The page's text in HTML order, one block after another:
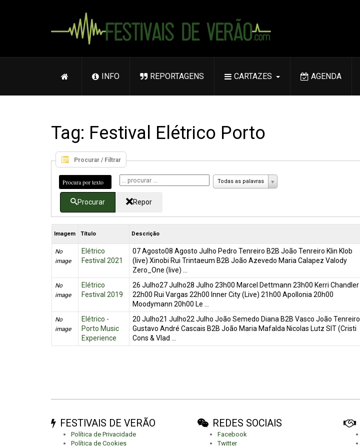
INFO REPORTAGENS CARTAZES AGENDA
Tag: Festival Elétrico Porto
Procurar / Filtrar
Procura por texto Todas as palavras
Procurar Repor
Imagem Título Descrição
No
image
Elétrico
Festival 2021
07 Agosto08 Agosto Julho Pedro Tenreiro B2B João Tenreiro Klin Klob
(live) Xinobi Rui Trintaeum B2B João Azevedo Maria Calapez Valody
Zero_One (live) ...
No
image
Elétrico
Festival 2019
26 Julho27 Julho28 Julho 23h00 Marcel Dettmann 23h00 Kerri Chandler
22h00 Rui Vargas 22h00 Inner City (Live) 21h00 Apollonia 20h00
Moodymann 20h00 Le ...
No
image
Elétrico -
Porto Music
Experience
20 Julho21 Julho22 Julho João Semedo Diana B2B Vasco João Tenreiro
Gustavo André Cascais B2B João Maria Mafalda Nicolas Lutz SIT (Cristi
Cons & Vlad ...
FESTIVAIS DE VERÃO
Política de Privacidade
Política de Cookies
REDES SOCIAIS
Facebook
Twitter